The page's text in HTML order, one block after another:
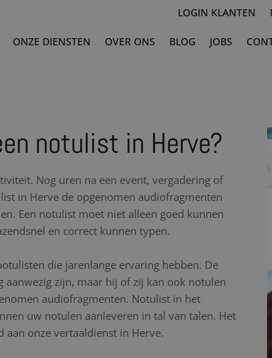
LOGIN KLANTEN
ONZE DIENSTEN OVER ONS BLOG JOBS
notulist in Herve?
Nog uren na een event, vergadering of
in Herve de opgenomen audiofragmenten
Een notulist moet niet alleen goed kunnen
en correct kunnen typen.
die jarenlange ervaring hebben. De
aanwezig zijn, maar hij of zij kan ook notulen
audiofragmenten. Notulist in het
uw notulen aanleveren in tal van talen. Het
onze vertaaldienst in Herve.